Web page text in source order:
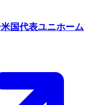
国代表ユニホーム